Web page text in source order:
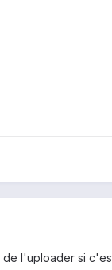
de l'uploader si